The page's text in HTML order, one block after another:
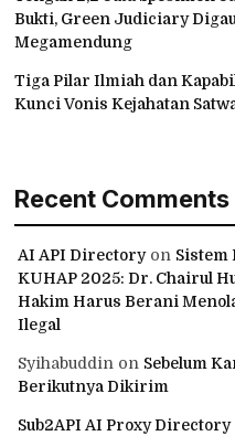
Bukti, Green Judiciary
Megamendung
Tiga Pilar Ilmiah dan
Kunci Vonis Kejahatan
Recent Comments
AI API Directoryon Sistem
KUHAP 2025: Dr. Chairul
Hakim Harus Berani
Ilegal
Syihabuddin on Sebelum
Berikutnya Dikirim
Sub2API AI Proxy Directory